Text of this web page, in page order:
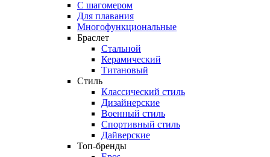
С шагомером
Для плавания
Многофункциональные
Браслет
Стальной
Керамический
Титановый
Стиль
Классический стиль
Дизайнерские
Военный стиль
Спортивный стиль
Дайверские
Топ-бренды